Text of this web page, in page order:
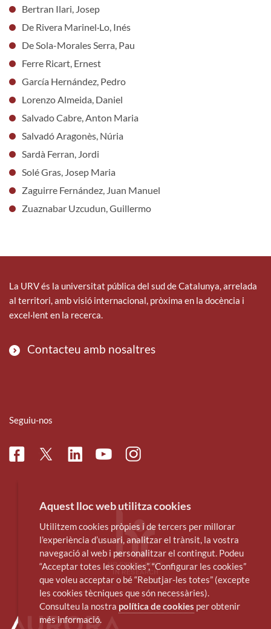
Bertran Ilari, Josep
De Rivera Marinel·Lo, Inés
De Sola-Morales Serra, Pau
Ferre Ricart, Ernest
García Hernández, Pedro
Lorenzo Almeida, Daniel
Salvado Cabre, Anton Maria
Salvadó Aragonès, Núria
Sardà Ferran, Jordi
Solé Gras, Josep Maria
Zaguirre Fernández, Juan Manuel
Zuaznabar Uzcudun, Guillermo
La URV és la universitat pública del sud de Catalunya, arrelada
al territori, amb visió internacional, pròxima en la docència i
excel·lent en la recerca.
Contacteu amb nosaltres
Seguiu-nos
FacebookTwitterLinkedinYoutubeInstagram
Aquest lloc web utilitza cookies
Utilitzem cookies pròpies i de tercers per millorar
l’experiència d’usuari, analitzar el trànsit, la vostra
navegació al web i personalitzar el contingut. Podeu
“Acceptar totes les cookies”, “Configurar les cookies”
que voleu acceptar o bé “Rebutjar-les totes” (excepte
les cookies tècniques que són necessàries).
Consulteu la nostra política de cookies per obtenir
més informació.